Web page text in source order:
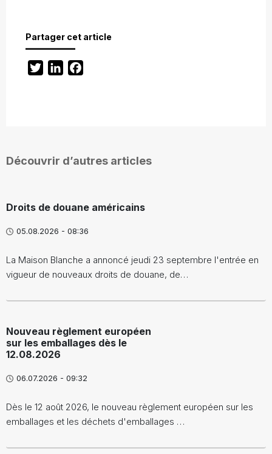
Partager cet article
TwitterLinkedIn
Découvrir d’autres articles
Droits de douane américains
05.08.2026 - 08:36
La Maison Blanche a annoncé jeudi 23 septembre l'entrée en
vigueur de nouveaux droits de douane, de…
Nouveau règlement européen
sur les emballages dès le
12.08.2026
06.07.2026 - 09:32
Dès le 12 août 2026, le nouveau règlement européen sur les
emballages et les déchets d'emballages …